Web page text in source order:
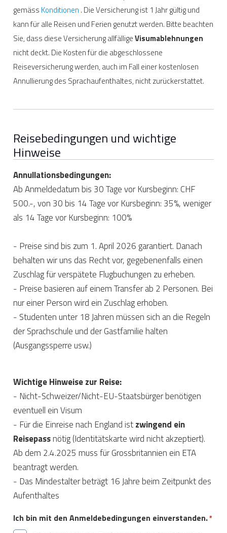
gemäss Konditionen . Die Versicherung ist 1 Jahr gültig und
kann für alle Reisen und Ferien genutzt werden. Bitte beachten
Sie, dass diese Versicherung allfälligeVisumablehnungen
nicht deckt. Die Kosten für die abgeschlossene
Reiseversicherung werden, auch im Fall einer kostenlosen
Annullierung des Sprachaufenthaltes, nicht zurückerstattet.
Reisebedingungen und wichtige
Hinweise
Annullationsbedingungen:
Ab Anmeldedatum bis 30 Tage vor Kursbeginn: CHF
500.-, von 30 bis 14 Tage vor Kursbeginn: 35%, weniger
als 14 Tage vor Kursbeginn: 100%
- Preise sind bis zum 1. April 2026 garantiert. Danach
behalten wir uns das Recht vor, gegebenenfalls einen
Zuschlag für verspätete Flugbuchungen zu erheben.
- Preise basieren auf einem Transfer ab 2 Personen. Bei
nur einer Person wird ein Zuschlag erhoben.
- Studenten unter 18 Jahren müssen sich an die Regeln
der Sprachschule und der Gastfamilie halten
(Ausgangssperre usw.)
Wichtige Hinweise zur Reise:
- Nicht-Schweizer/Nicht-EU-Staatsbürger benötigen
eventuell ein Visum
- Für die Einreise nach England istzwingend ein
Reisepassnötig (Identitätskarte wird nicht akzeptiert).
Ab dem 2.4.2025 muss für Grossbritannien ein ETA
beantragt werden.
- Das Mindestalter beträgt 16 Jahre beim Zeitpunkt des
Aufenthaltes
Ich bin mit den Anmeldebedingungen einverstanden.*